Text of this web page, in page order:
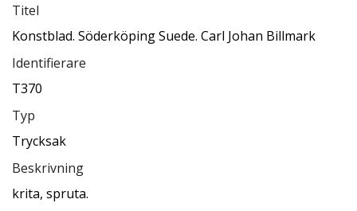
Titel
Konstblad. Söderköping Suede. Carl Johan Billmark
Identifierare
T370
Typ
Trycksak
Beskrivning
krita, spruta.